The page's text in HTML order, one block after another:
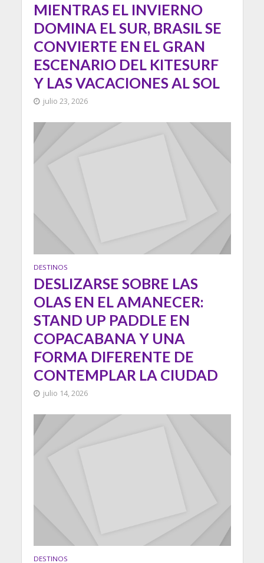
MIENTRAS EL INVIERNO
DOMINA EL SUR, BRASIL SE
CONVIERTE EN EL GRAN
ESCENARIO DEL KITESURF
Y LAS VACACIONES AL SOL
julio 23, 2026
DESTINOS
DESLIZARSE SOBRE LAS
OLAS EN EL AMANECER:
STAND UP PADDLE EN
COPACABANA Y UNA
FORMA DIFERENTE DE
CONTEMPLAR LA CIUDAD
julio 14, 2026
DESTINOS